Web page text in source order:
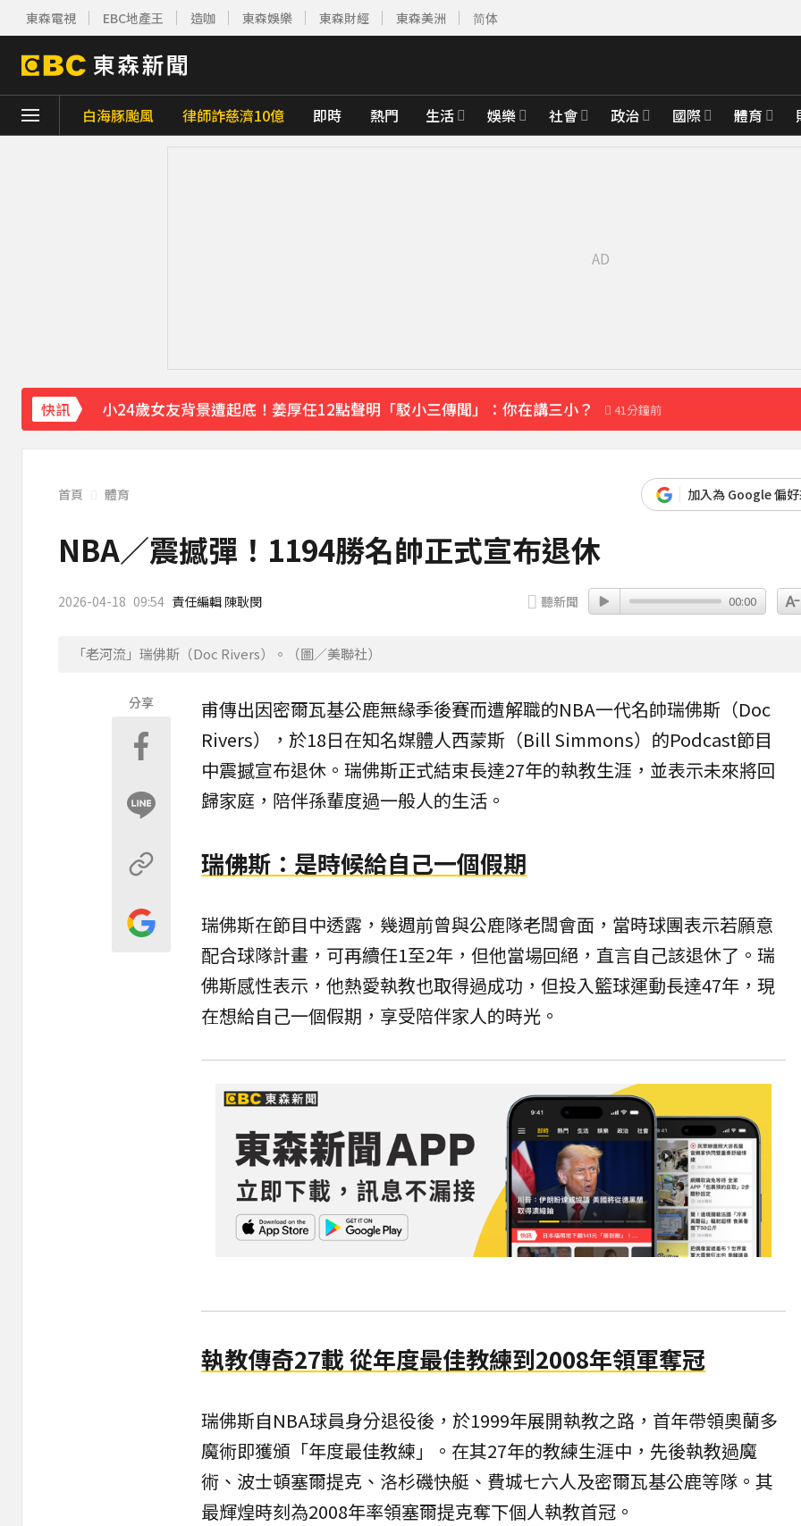
東森電視 EBC地產王 造咖 東森娛樂 東森財經 東森美洲 简体
白海豚颱風 律師詐慈濟10億 即時 熱門 生活 娛樂 社會 政治 國際 體育
快訊
小24歲女友背景遭起底！姜厚任12點聲明「駁小三傳聞」：你在講三小？
41分鐘前
首頁 體育 加入為 Google 偏
NBA／震撼彈！1194勝名帥正式宣布退休
2026-04-18 09:54 責任編輯 陳耿閔 聽新聞 00:00
「老河流」瑞佛斯（Doc Rivers）。（圖／美聯社）
分享 甫傳出因密爾瓦基公鹿無緣季後賽而遭解職的NBA一代名帥瑞佛斯 （Doc
Rivers），於18日在知名媒體人西蒙斯（Bill Simmons）的Podcast節目
中震撼宣布退休 。瑞佛斯正式結束長達27年的執教生涯，並表示未來將回
歸家庭，陪伴孫輩度過一般人的生活。
瑞佛斯：是時候給自己一個假期
瑞佛斯在節目中透露，幾週前曾與公鹿隊老闆會面，當時球團表示若願意
配合球隊計畫，可再續任1至2年，但他當場回絕，直言自己該退休了。瑞
佛斯感性表示，他熱愛執教也取得過成功，但投入籃球運動長達47年，現
在想給自己一個假期，享受陪伴家人的時光。
執教傳奇27載 從年度最佳教練到2008年領軍奪冠
瑞佛斯自NBA球員身分退役後，於1999年展開執教之路，首年帶領奧蘭多
魔術即獲頒「年度最佳教練」。在其27年的教練生涯中，先後執教過魔
術、波士頓塞爾提克、洛杉磯快艇、費城七六人及密爾瓦基公鹿等隊。其
最輝煌時刻為2008年率領塞爾提克奪下個人執教首冠。